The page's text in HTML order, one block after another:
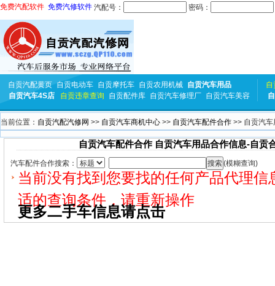
免费汽配软件 免费汽修软件 汽配号： 密码：
自贡汽配黄页 自贡电动车 自贡摩托车 自贡农用机械 自贡汽车用品
自贡汽车4S店
自贡违章查询 自贡配件库 自贡汽车修理厂 自贡汽车美容
自
当前位置： 自贡汽配汽修网 >> 自贡汽车商机中心 >> 自贡汽车配件合作 >> 自贡汽
自贡汽车配件合作 自贡汽车用品合作信息-自贡
汽车配件合作搜索： (模糊查询)
当前没有找到您要找的任何产品代理信
适的查询条件，请重新操作
更多二手车信息请点击